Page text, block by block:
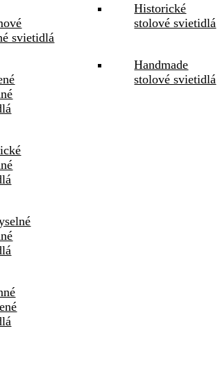
svietidlá
Historické
stolové svietidlá
Handmade
stolové svietidlá